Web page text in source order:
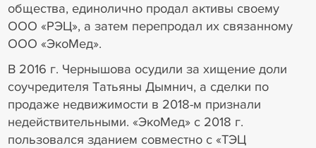
общества, единолично продал активы своему
ООО «РЭЦ», а затем перепродал их связанному
ООО «ЭкоМед».
В 2016 г. Чернышова осудили за хищение доли
соучредителя Татьяны Дымнич, а сделки по
продаже недвижимости в 2018-м признали
недействительными. «ЭкоМед» с 2018 г.
пользовался зданием совместно с «ТЭЦ